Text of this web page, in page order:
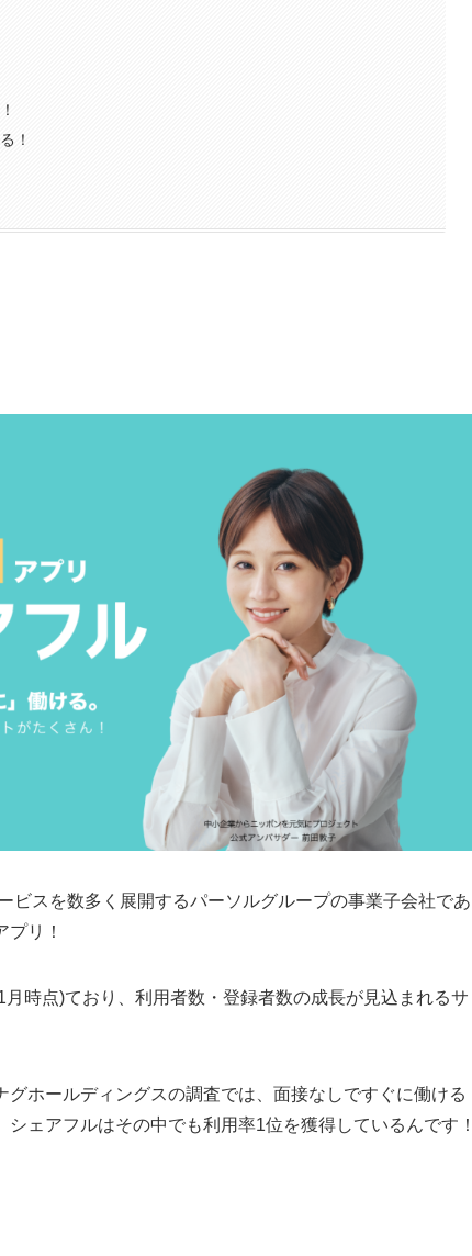
！
ビスを数多く展開するパーソルグループの事業子会社であ
リ！
時点)ており、利用者数・登録者数の成長が見込まれるサ
ホールディングスの調査では、面接なしですぐに働ける
ェアフルはその中でも利用率1位を獲得しているんです！